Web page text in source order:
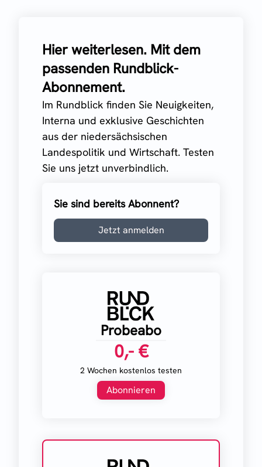
Hier weiterlesen. Mit dem
passenden Rundblick-
Abonnement.
Im Rundblick finden Sie Neuigkeiten,
Interna und exklusive Geschichten
aus der niedersächsischen
Landespolitik und Wirtschaft. Testen
Sie uns jetzt unverbindlich.
Sie sind bereits Abonnent?
Jetzt anmelden
Probeabo
0,- €
2 Wochen kostenlos testen
Abonnieren